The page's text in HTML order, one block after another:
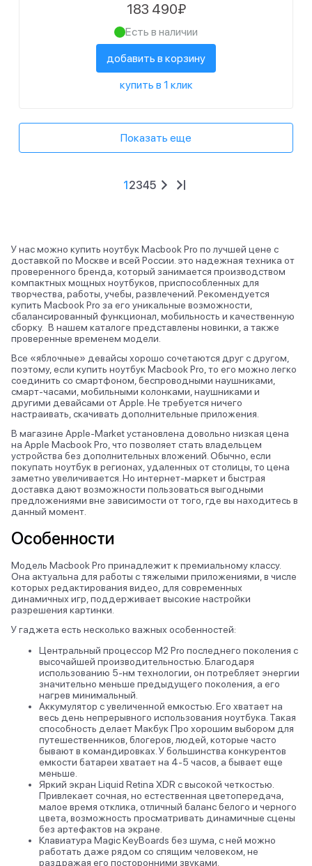
183 490₽
Есть в наличии
добавить в корзину
купить в 1 клик
Показать еще
12345
У нас можно купить ноутбук Macbook Pro по лучшей цене с
доставкой по Москве и всей России. это надежная техника от
проверенного бренда, который занимается производством
компактных мощных ноутбуков, приспособленных для
творчества, работы, учебы, развлечений. Рекомендуется
купить Macbook Pro за его уникальные возможности,
сбалансированный функционал, мобильность и качественную
сборку. В нашем каталоге представлены новинки, а также
проверенные временем модели.
Все «яблочные» девайсы хорошо сочетаются друг с другом,
поэтому, если купить ноутбук Macbook Pro, то его можно легко
соединить со смартфоном, беспроводными наушниками,
смарт-часами, мобильными колонками, наушниками и
другими девайсами от Apple. Не требуется ничего
настраивать, скачивать дополнительные приложения.
В магазине Apple-Market установлена довольно низкая цена
на Apple Macbook Pro, что позволяет стать владельцем
устройства без дополнительных вложений. Обычно, если
покупать ноутбук в регионах, удаленных от столицы, то цена
заметно увеличивается. Но интернет-маркет и быстрая
доставка дают возможности пользоваться выгодными
предложениями вне зависимости от того, где вы находитесь в
данный момент.
Особенности
Модель Macbook Pro принадлежит к премиальному классу.
Она актуальна для работы с тяжелыми приложениями, в числе
которых редактирования видео, для современных
динамичных игр, поддерживает высокие настройки
разрешения картинки.
У гаджета есть несколько важных особенностей:
Центральный процессор M2 Pro последнего поколения с
высочайшей производительностью. Благодаря
использованию 5-нм технологии, он потребляет энергии
значительно меньше предыдущего поколения, а его
нагрев минимальный.
Аккумулятор с увеличенной емкостью. Его хватает на
весь день непрерывного использования ноутбука. Такая
способность делает Макбук Про хорошим выбором для
путешественников, блогеров, людей, которые часто
бывают в командировках. У большинства конкурентов
емкости батареи хватает на 4-5 часов, а бывает еще
меньше.
Яркий экран Liquid Retina XDR с высокой четкостью.
Привлекает сочная, но естественная цветопередача,
малое время отклика, отличный баланс белого и черного
цвета, возможность просматривать динамичные сцены
без артефактов на экране.
Клавиатура Magic KeyBoards без шума, с ней можно
работать даже рядом со спящим человеком, не
раздражая его посторонними звуками.